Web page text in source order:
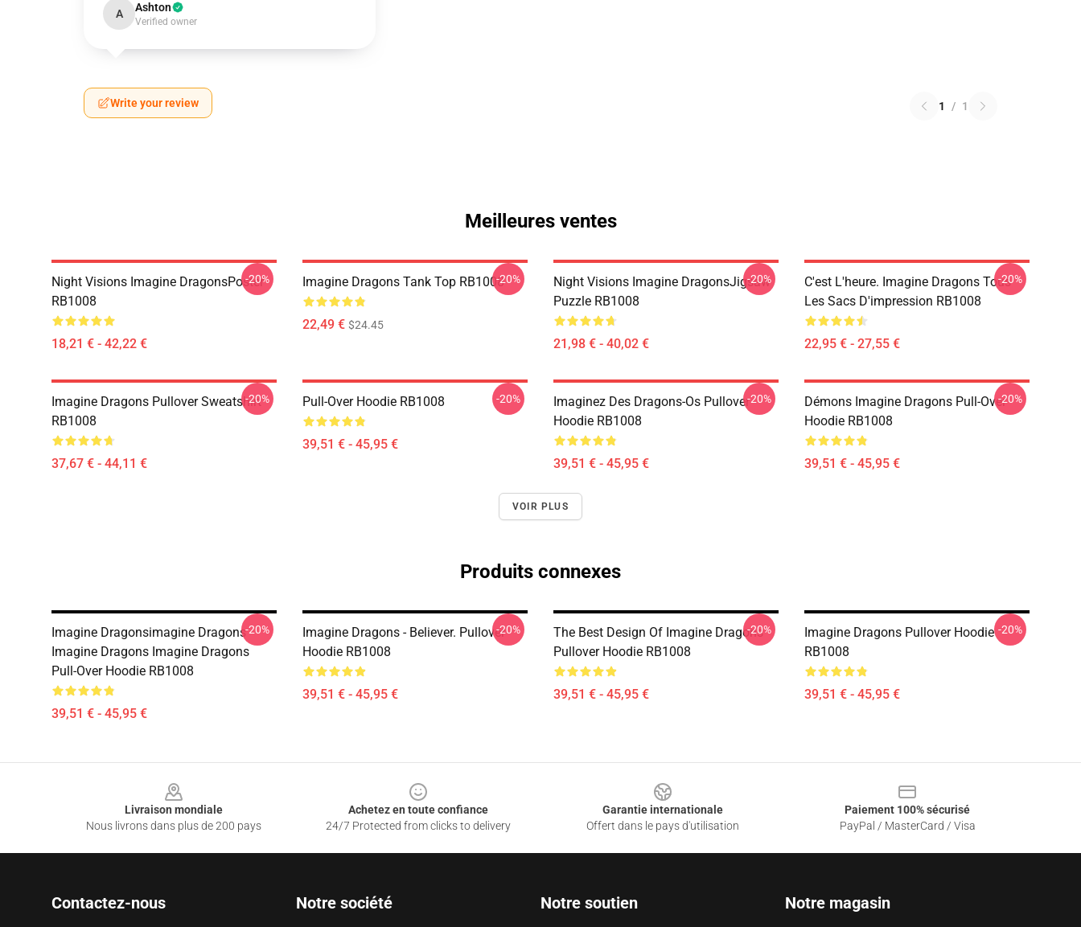
A Ashton
Verified owner
Write your review 1 / 1
Meilleures ventes
Night Visions Imagine DragonsPoster
RB1008
18,21 € - 42,22 €
-20% Imagine Dragons Tank Top RB1008
22,49 € $24.45
-20%
Night Visions Imagine DragonsJigsaw
Puzzle RB1008
21,98 € - 40,02 €
-20%
C'est L'heure. Imagine Dragons Tous
Les Sacs D'impression RB1008
22,95 € - 27,55 €
-20%
Imagine Dragons Pullover Sweatshirt
RB1008
37,67 € - 44,11 €
-20% Pull-Over Hoodie RB1008
39,51 € - 45,95 €
-20%
Imaginez Des Dragons-Os Pullover
Hoodie RB1008
39,51 € - 45,95 €
-20%
Démons Imagine Dragons Pull-Over
Hoodie RB1008
39,51 € - 45,95 €
-20%
VOIR PLUS
Produits connexes
Imagine Dragonsimagine Dragons
Imagine Dragons Imagine Dragons
Pull-Over Hoodie RB1008
39,51 € - 45,95 €
-20%
Imagine Dragons - Believer. Pullover
Hoodie RB1008
39,51 € - 45,95 €
-20%
The Best Design Of Imagine Dragons
Pullover Hoodie RB1008
39,51 € - 45,95 €
-20%
Imagine Dragons Pullover Hoodie
RB1008
39,51 € - 45,95 €
-20%
Livraison mondiale
Nous livrons dans plus de 200 pays
Achetez en toute confiance
24/7 Protected from clicks to delivery
Garantie internationale
Offert dans le pays d'utilisation
Paiement 100% sécurisé
PayPal / MasterCard / Visa
Contactez-nous Notre société Notre soutien Notre magasin